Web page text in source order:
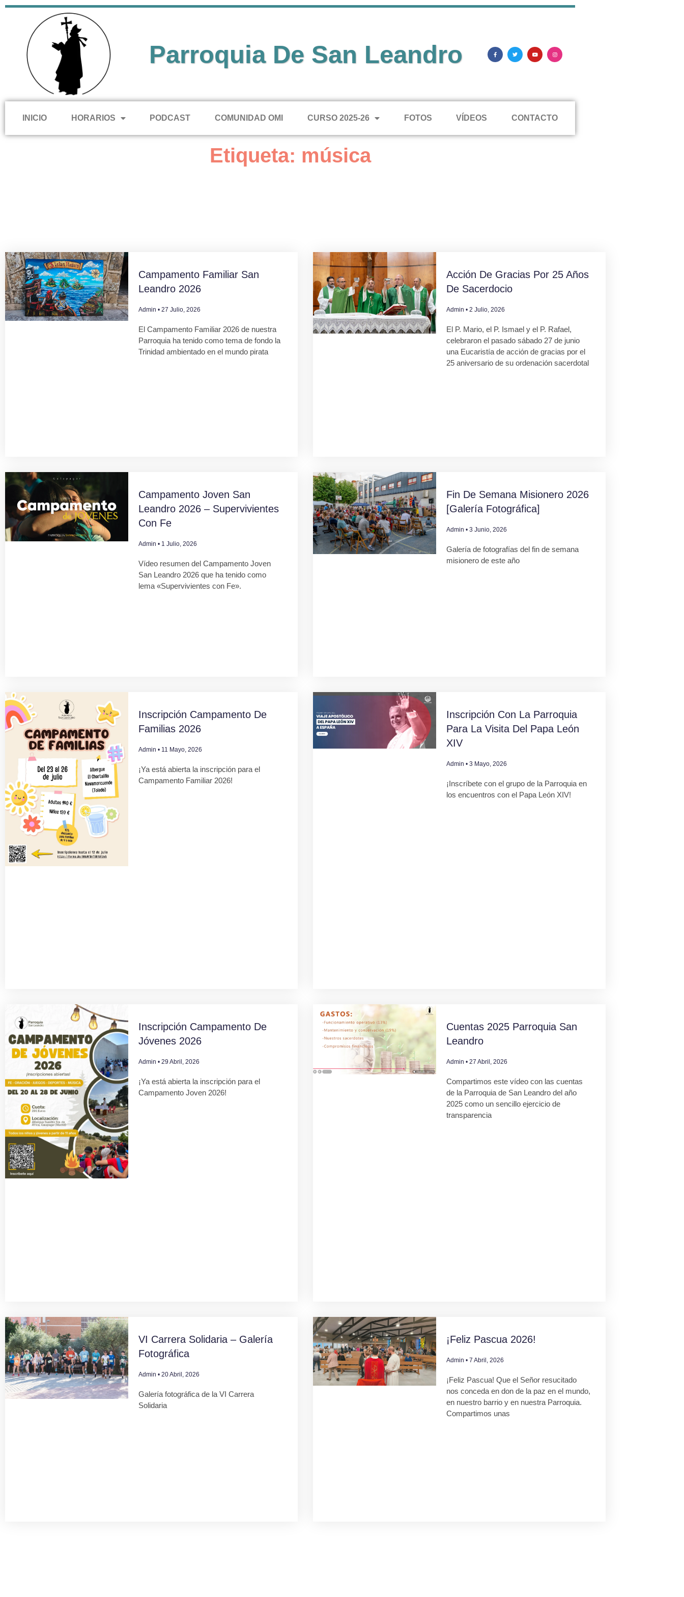
Parroquia De San Leandro
INICIO HORARIOS PODCAST COMUNIDAD OMI CURSO 2025-26 FOTOS VÍDEOS CONTACTO
Etiqueta: música
Campamento Familiar San
Leandro 2026
Admin 27 Julio, 2026
El Campamento Familiar 2026 de nuestra
Parroquia ha tenido como tema de fondo la
Trinidad ambientado en el mundo pirata
Acción De Gracias Por 25 Años
De Sacerdocio
Admin 2 Julio, 2026
El P. Mario, el P. Ismael y el P. Rafael,
celebraron el pasado sábado 27 de junio
una Eucaristía de acción de gracias por el
25 aniversario de su ordenación sacerdotal
Campamento Joven San
Leandro 2026 – Supervivientes
Con Fe
Admin 1 Julio, 2026
Vídeo resumen del Campamento Joven
San Leandro 2026 que ha tenido como
lema «Supervivientes con Fe».
Fin De Semana Misionero 2026
[Galería Fotográfica]
Admin 3 Junio, 2026
Galería de fotografías del fin de semana
misionero de este año
Inscripción Campamento De
Familias 2026
Admin 11 Mayo, 2026
¡Ya está abierta la inscripción para el
Campamento Familiar 2026!
Inscripción Con La Parroquia
Para La Visita Del Papa León
XIV
Admin 3 Mayo, 2026
¡Inscríbete con el grupo de la Parroquia en
los encuentros con el Papa León XIV!
Inscripción Campamento De
Jóvenes 2026
Admin 29 Abril, 2026
¡Ya está abierta la inscripción para el
Campamento Joven 2026!
Cuentas 2025 Parroquia San
Leandro
Admin 27 Abril, 2026
Compartimos este vídeo con las cuentas
de la Parroquia de San Leandro del año
2025 como un sencillo ejercicio de
transparencia
VI Carrera Solidaria – Galería
Fotográfica
Admin 20 Abril, 2026
Galería fotográfica de la VI Carrera
Solidaria
¡Feliz Pascua 2026!
Admin 7 Abril, 2026
¡Feliz Pascua! Que el Señor resucitado
nos conceda en don de la paz en el mundo,
en nuestro barrio y en nuestra Parroquia.
Compartimos unas